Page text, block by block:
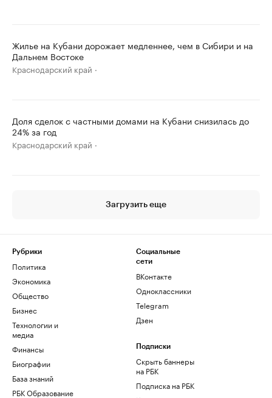
Жилье на Кубани дорожает медленнее, чем в Сибири и на
Дальнем Востоке
Краснодарский край
Доля сделок с частными домами на Кубани снизилась до
24% за год
Краснодарский край
Загрузить еще
Рубрики
Политика
Экономика
Общество
Бизнес
Технологии и
медиа
Финансы
Биографии
База знаний
РБК Образование
Социальные
сети
ВКонтакте
Одноклассники
Telegram
Дзен
Подписки
Скрыть баннеры
на РБК
Подписка на РБК